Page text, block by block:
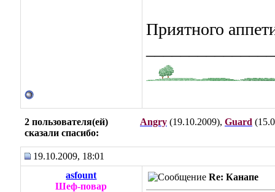
Приятного
2 пользователя(ей)
сказали cпасибо:
Angry (19.10.2009), Guard
19.10.2009, 18:01
asfount
Шеф-повар
Re: Канапе